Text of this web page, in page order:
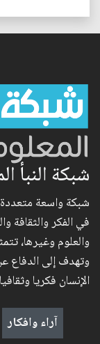
شبكة النبأ
شبكة واسعة
في الفكر والثقافة
والعلوم وغيرها،
وتهدف إلى الدفاع
الإنسان فكريا
آراء وافكار